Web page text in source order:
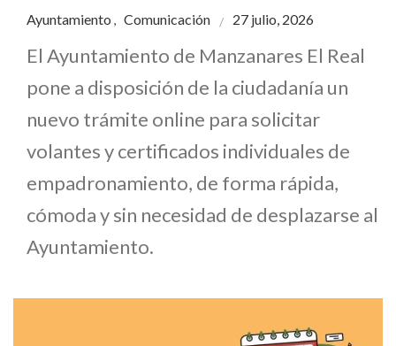
Ayuntamiento , Comunicación 27 julio, 2026
El Ayuntamiento de Manzanares El Real
pone a disposición de la ciudadanía un
nuevo trámite online para solicitar
volantes y certificados individuales de
empadronamiento, de forma rápida,
cómoda y sin necesidad de desplazarse al
Ayuntamiento.